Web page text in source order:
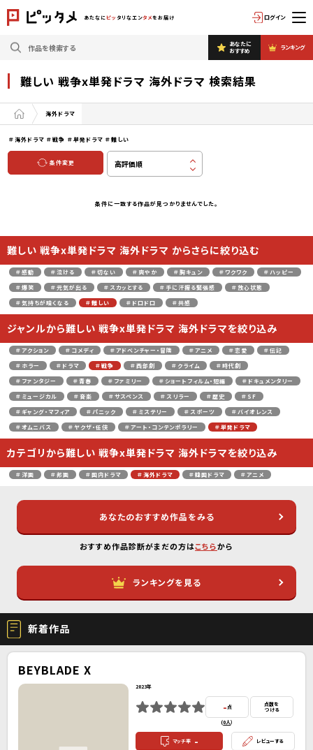
あたなに ピッ タリなエンタメをお届け ログイン
あなたに
おすすめ
ランキング
難しい 戦争x単発ドラマ 海外ドラマ 検索結果
海外ドラマ
＃海外ドラマ ＃戦争 ＃単発ドラマ ＃難しい
条件変更
条件に一致する作品が見つかりませんでした。
難しい 戦争x単発ドラマ 海外ドラマ からさらに絞り込む
＃感動 ＃泣ける ＃切ない ＃爽やか ＃胸キュン ＃ワクワク
＃ハッピー
＃爆笑
＃元気が出る ＃スカッとする ＃手に汗握る緊張感
＃放心状態
＃気持ちが暗くなる
＃難しい ＃ドロドロ ＃共感
ジャンルから難しい 戦争x単発ドラマ 海外ドラマを絞り込み
＃アクション ＃コメディ ＃アドベンチャー・冒険 ＃アニメ ＃恋愛
＃伝記
＃ホラー
＃ドラマ ＃戦争 ＃西部劇 ＃クライム
＃時代劇
＃ファンタジー
＃青春 ＃ファミリー ＃ショートフィルム・短編
＃ドキュメンタリー
＃ミュージカル
＃音楽 ＃サスペンス ＃スリラー ＃歴史
＃SF
＃ギャング・マフィア
＃パニック ＃ミステリー ＃スポーツ
＃バイオレンス
＃オムニバス
＃ヤクザ・任侠 ＃アート・コンテンポラリー ＃単発ドラマ
カテゴリから難しい 戦争x単発ドラマ 海外ドラマを絞り込み
＃洋画 ＃邦画 ＃国内ドラマ ＃海外ドラマ ＃韓国ドラマ ＃アニメ
あなたのおすすめ作品をみる
おすすめ作品診断がまだの方はこちらから
ランキングを見る
新着作品
BEYBLADE X
2023年
-点
(0人）
点数を
つける
マッチ率 - レビューする